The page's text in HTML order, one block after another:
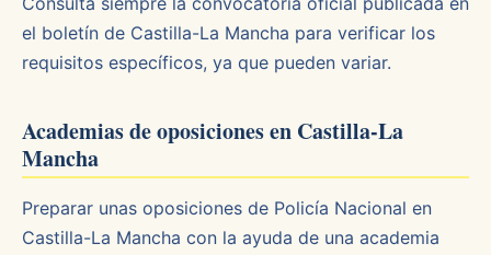
el boletín de Castilla-La Mancha para verificar los
requisitos específicos, ya que pueden variar.
Academias de oposiciones en Castilla-La
Mancha
Preparar unas oposiciones de Policía Nacional en
Castilla-La Mancha con la ayuda de una academia